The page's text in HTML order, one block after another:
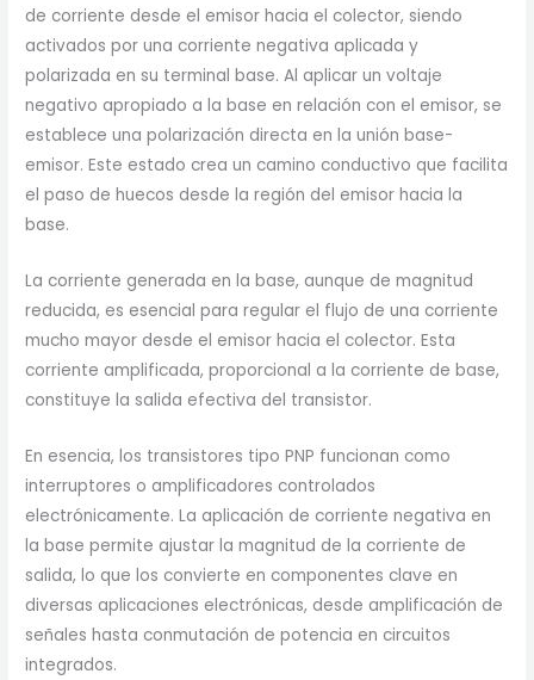
de corriente desde el emisor hacia el colector, siendo
activados por una corriente negativa aplicada y
polarizada en su terminal base. Al aplicar un voltaje
negativo apropiado a la base en relación con el emisor, se
establece una polarización directa en la unión base-
emisor. Este estado crea un camino conductivo que facilita
el paso de huecos desde la región del emisor hacia la
base.
La corriente generada en la base, aunque de magnitud
reducida, es esencial para regular el flujo de una corriente
mucho mayor desde el emisor hacia el colector. Esta
corriente amplificada, proporcional a la corriente de base,
constituye la salida efectiva del transistor.
En esencia, los transistores tipo PNP funcionan como
interruptores o amplificadores controlados
electrónicamente. La aplicación de corriente negativa en
la base permite ajustar la magnitud de la corriente de
salida, lo que los convierte en componentes clave en
diversas aplicaciones electrónicas, desde amplificación de
señales hasta conmutación de potencia en circuitos
integrados.